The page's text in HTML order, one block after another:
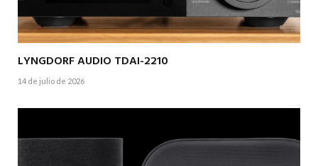
LYNGDORF AUDIO TDAI-2210
14 de julio de 2026